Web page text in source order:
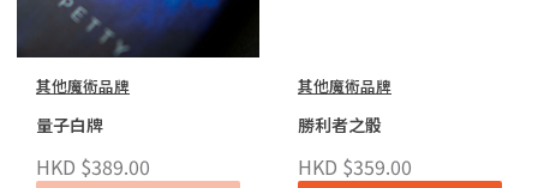
其他魔術品牌
量子白牌
HKD $389.00
其他魔術品牌
勝利者之骰
HKD $359.00